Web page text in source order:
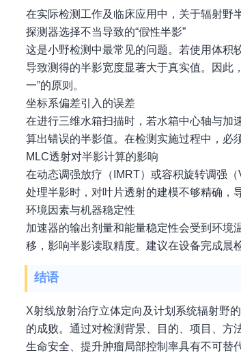
在实际检测工作及临床应用中，关于辐射野
探测器选择不当导致的“假性半影”
这是小野检测中最常见的问题。若使用体积
导致测得的半影宽度显著大于真实值。因此
一”的原则。
坐标系偏差引入的误差
在进行三维水箱扫描时，若水箱中心轴与加
算出错误的半影值。在检测实施过程中，必
MLC透射对半影计算的影响
在动态调强放疗（IMRT）或容积旋转调强
处理半影时，对叶片透射的建模不够精确，
环境因素与机器稳定性
加速器的输出剂量和能量稳定性会受到环境
移，影响半影读取精度。建议在设备完成晨
结语
X射线放射治疗立体定向及计划系统辐射野
的成败。通过对检测背景、目的、项目、方
生命安全、提升肿瘤局部控制率具有不可替